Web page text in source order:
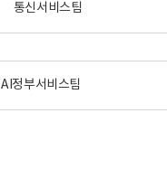
통신서비스팀
AI정부서비스팀